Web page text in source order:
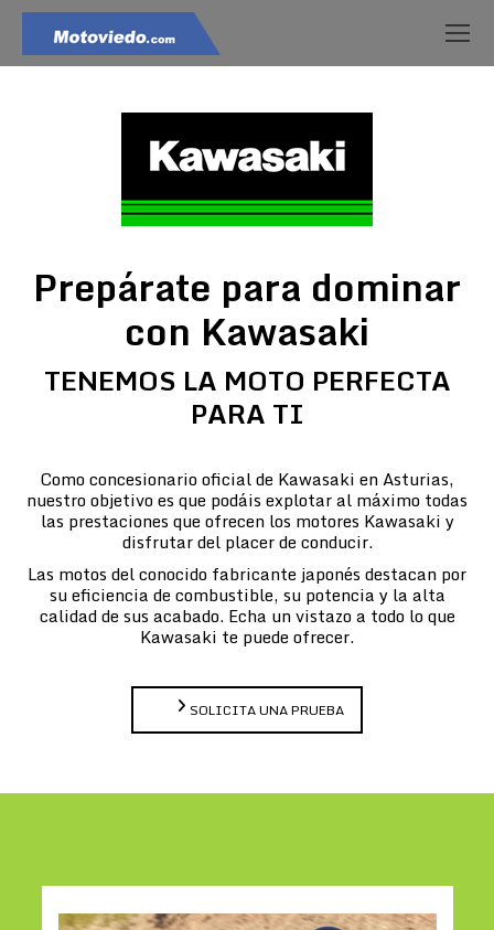
Prepárate para dominar
con Kawasaki
TENEMOS LA MOTO PERFECTA
PARA TI
Como concesionario oficial de Kawasaki en Asturias,
nuestro objetivo es que podáis explotar al máximo todas
las prestaciones que ofrecen los motores Kawasaki y
disfrutar del placer de conducir.
Las motos del conocido fabricante japonés destacan por
su eficiencia de combustible, su potencia y la alta
calidad de sus acabado. Echa un vistazo a todo lo que
Kawasaki te puede ofrecer.
SOLICITA UNA PRUEBA